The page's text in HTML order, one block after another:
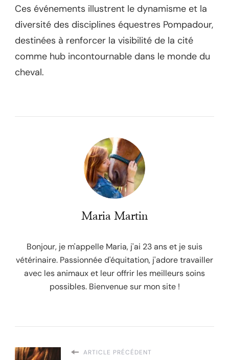
Ces événements illustrent le dynamisme et la
diversité des disciplines équestres Pompadour,
destinées à renforcer la visibilité de la cité
comme hub incontournable dans le monde du
cheval.
Maria Martin
Bonjour, je m'appelle Maria, j'ai 23 ans et je suis
vétérinaire. Passionnée d'équitation, j'adore travailler
avec les animaux et leur offrir les meilleurs soins
possibles. Bienvenue sur mon site !
ARTICLE PRÉCÉDENT